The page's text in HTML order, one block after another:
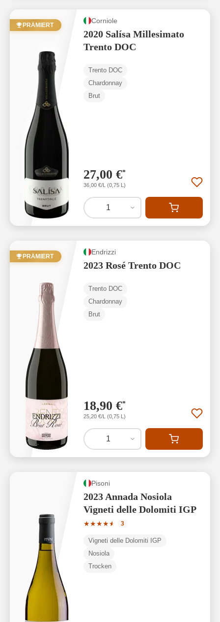
PRÄMIERT
Corniole
2020 Salísa Millesimato
Trento DOC
Trento DOC
Chardonnay
Brut
27,00 €*
36,00 €/L (0,75 L)
1
PRÄMIERT
Endrizzi
2023 Rosé Trento DOC
Trento DOC
Chardonnay
Brut
18,90 €*
25,20 €/L (0,75 L)
1
Pisoni
2023 Annada Nosiola
Vigneti delle Dolomiti IGP
★★★★★
★
Durchschnittliche Bewertung von 4.33
3
Vigneti delle Dolomiti IGP
Nosiola
Trocken